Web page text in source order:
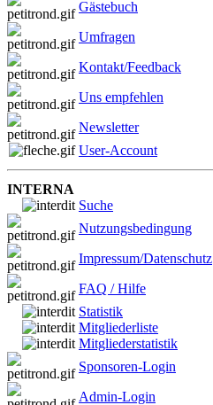
Gästebuch
Umfragen
Kontakt/Feedback
Uns empfehlen
Newsletter
User-Account
INTERNA
Suche
Nutzungsbedingung
Impressum/Datenschutz
FAQ / Hilfe
Statistik
Mitgliederliste
Mitgliederstatistik
Sponsoren-Login
Admin-Login